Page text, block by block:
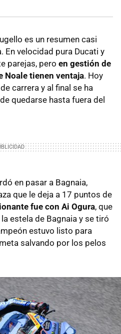
es un resumen casi
En velocidad pura Ducati y
parejas, pero en gestión de
Noale tienen ventaja. Hoy
carrera y al final se ha
quedarse hasta fuera del
en pasar a Bagnaia,
que le deja a 17 puntos de
fue con Ai Ogura, que
estela de Bagnaia y se tiró
estuvo listo para
salvando por los pelos